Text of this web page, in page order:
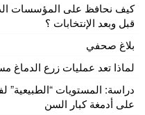
كيف نحافظ على المؤسسات
قبل وبعد الإنتخابات ؟
بلاغ صحفي
لماذا تعد عمليات زرع الدماغ
على أدمغة كبار السن